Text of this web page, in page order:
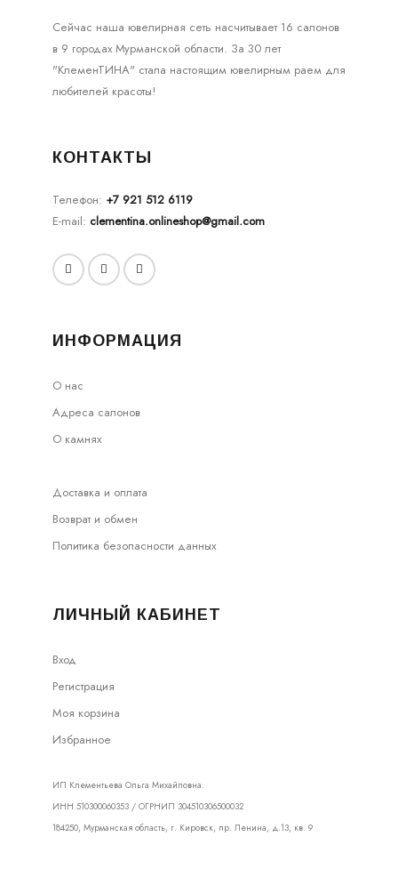
Сейчас наша ювелирная сеть насчитывает 16 салонов
в 9 городах Мурманской области. За 30 лет
"КлеменТИНА" стала настоящим ювелирным раем для
любителей красоты!
КОНТАКТЫ
Телефон: +7 921 512 6119
E-mail: clementina.onlineshop@gmail.com
ИНФОРМАЦИЯ
О нас
Адреса салонов
О камнях
Доставка и оплата
Возврат и обмен
Политика безопасности данных
ЛИЧНЫЙ КАБИНЕТ
Вход
Регистрация
Моя корзина
Избранное
ИП Клементьева Ольга Михайловна.
ИНН 510300060353 / ОГРНИП 304510306500032
184250, Мурманская область, г. Кировск, пр. Ленина, д.13, кв. 9